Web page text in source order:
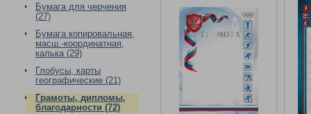
Бумага для черчения
(27)
Бумага копировальная,
масш.-координатная,
калька (29)
Глобусы, карты
географические (21)
Грамоты, дипломы,
благодарности (72)